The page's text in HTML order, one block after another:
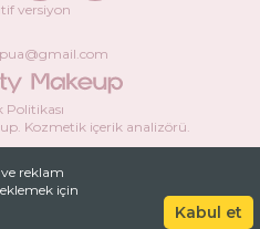
reklam
için
Kabul et
Politikası
Kozmetik içerik analizörü.
versiyon